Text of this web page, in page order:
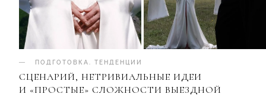
ПОДГОТОВКА ТЕНДЕНЦИИ
СЦЕНАРИЙ, НЕТРИВИАЛЬНЫЕ ИДЕИ
И «ПРОСТЫЕ» СЛОЖНОСТИ ВЫЕЗДНОЙ